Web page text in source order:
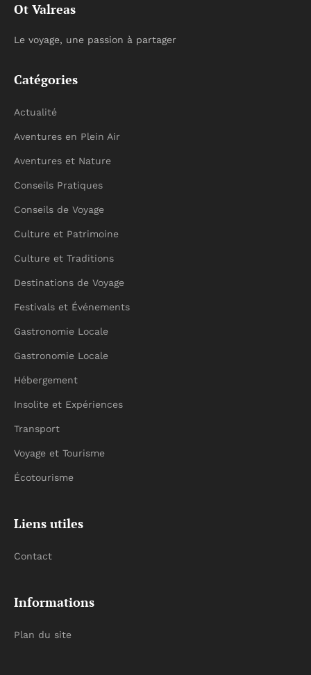
Ot Valreas
Le voyage, une passion à partager
Catégories
Actualité
Aventures en Plein Air
Aventures et Nature
Conseils Pratiques
Conseils de Voyage
Culture et Patrimoine
Culture et Traditions
Destinations de Voyage
Festivals et Événements
Gastronomie Locale
Gastronomie Locale
Hébergement
Insolite et Expériences
Transport
Voyage et Tourisme
Écotourisme
Liens utiles
Contact
Informations
Plan du site